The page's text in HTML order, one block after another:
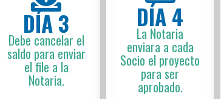
DÍA 3
Debe cancelar el
saldo para enviar
el file a la
Notaria.
DÍA 4
La Notaria
enviara a cada
Socio el proyecto
para ser
aprobado.